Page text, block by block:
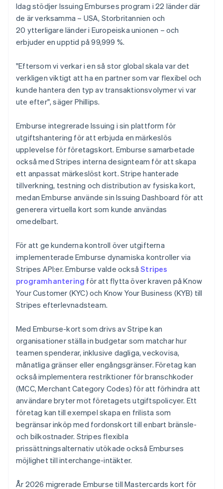
Idag stödjer Issuing Emburses program i 22 länder där
de är verksamma – USA, Storbritannien och
20 ytterligare länder i Europeiska unionen – och
erbjuder en upptid på 99,999 %.
"Eftersom vi verkar i en så stor global skala var det
verkligen viktigt att ha en partner som var flexibel och
kunde hantera den typ av transaktionsvolymer vi var
ute efter", säger Phillips.
Emburse integrerade Issuing i sin plattform för
utgiftshantering för att erbjuda en märkeslös
upplevelse för företagskort. Emburse samarbetade
också med Stripes interna designteam för att skapa
ett anpassat märkeslöst kort. Stripe hanterade
tillverkning, testning och distribution av fysiska kort,
medan Emburse använde sin Issuing Dashboard för att
generera virtuella kort som kunde användas
omedelbart.
För att ge kunderna kontroll över utgifterna
implementerade Emburse dynamiska kontroller via
Stripes API:er. Emburse valde ocksåStripes
programhantering för att flytta över kraven på Know
Your Customer (KYC) och Know Your Business (KYB) till
Stripes efterlevnadsteam.
Med Emburse-kort som drivs av Stripe kan
organisationer ställa in budgetar som matchar hur
teamen spenderar, inklusive dagliga, veckovisa,
månatliga gränser eller engångsgränser. Företag kan
också implementera restriktioner för branschkoder
(MCC, Merchant Category Codes) för att förhindra att
användare bryter mot företagets utgiftspolicyer. Ett
företag kan till exempel skapa en frilista som
begränsar inköp med fordonskort till enbart bränsle-
och bilkostnader. Stripes flexibla
prissättningsalternativ utökade också Emburses
möjlighet till interchange-intäkter.
År 2026 migrerade Emburse till Mastercards kort för